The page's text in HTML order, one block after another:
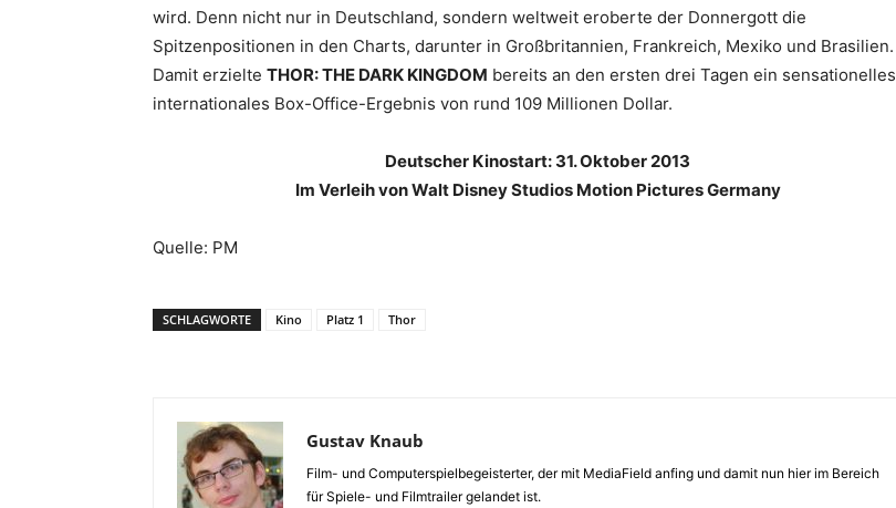
wird. Denn nicht nur in Deutschland, sondern weltweit eroberte der Donnergott die
Spitzenpositionen in den Charts, darunter in Großbritannien, Frankreich, Mexiko und Brasilien.
Damit erzielte THOR: THE DARK KINGDOM bereits an den ersten drei Tagen ein sensationelles
internationales Box-Office-Ergebnis von rund 109 Millionen Dollar.
Deutscher Kinostart: 31. Oktober 2013
Im Verleih von Walt Disney Studios Motion Pictures Germany
Quelle: PM
SCHLAGWORTE Kino Platz 1 Thor
Gustav Knaub
Film- und Computerspielbegeisterter, der mit MediaField anfing und damit nun hier im Bereich
für Spiele- und Filmtrailer gelandet ist.